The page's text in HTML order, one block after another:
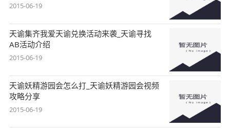
2015-06-19
天谕集齐我爱天谕兑换活动来袭_天谕寻找
AB活动介绍
2015-06-19
天谕妖精游园会怎么打_天谕妖精游园会视频
攻略分享
2015-06-19